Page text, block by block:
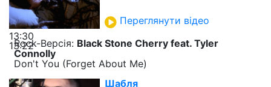
13:30
Переглянути відео
13:22
Rock-Верcія: Black Stone Cherry feat. Tyler
Connolly
Don't You (Forget About Me)
Шабля